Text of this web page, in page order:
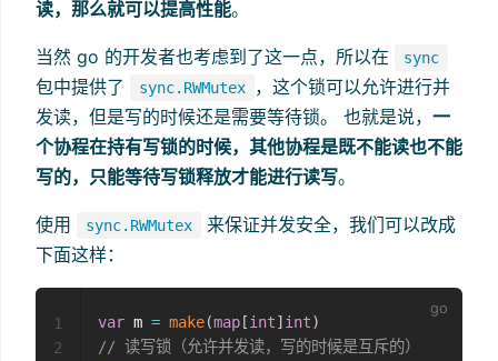
读，那么就可以提高性能。
当然 go 的开发者也考虑到了这一点，所以在 sync
包中提供了 sync.RWMutex
，这个锁可以允许进行并
发读，但是写的时候还是需要等待锁。 也就是说， 一
个协程在持有写锁的时候，其他协程是既不能读也不能
写的，只能等待写锁释放才能进行读写。
使用 sync.RWMutex
来保证并发安全，我们可以改成
下面这样：
var m = make(map [int] int)
// 读写锁（允许并发读，写的时候是互斥的）
1
2